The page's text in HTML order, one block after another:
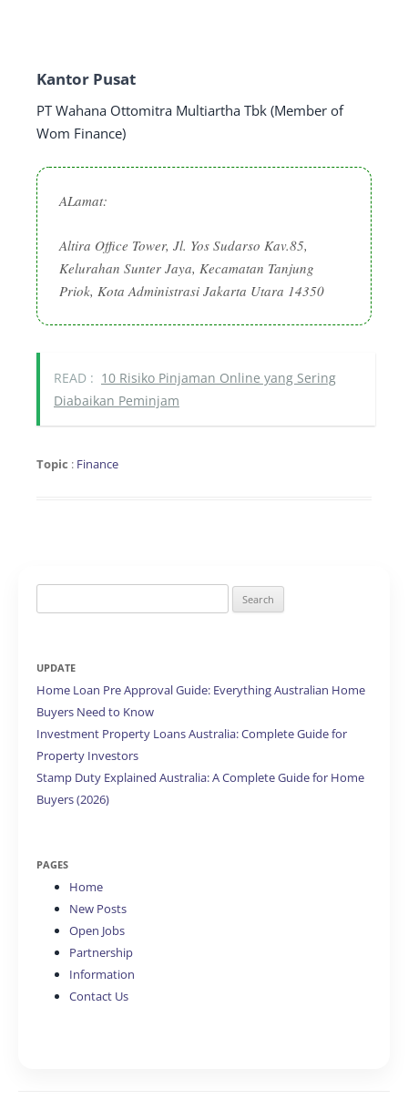
Kantor Pusat
PT Wahana Ottomitra Multiartha Tbk (Member of
Wom Finance)
ALamat:
Altira Office Tower, Jl. Yos Sudarso Kav.85,
Kelurahan Sunter Jaya, Kecamatan Tanjung
Priok, Kota Administrasi Jakarta Utara 14350
READ : 10 Risiko Pinjaman Online yang Sering
Diabaikan Peminjam
Topic : Finance
for:
UPDATE
Home Loan Pre Approval Guide: Everything Australian Home
Buyers Need to Know
Investment Property Loans Australia: Complete Guide for
Property Investors
Stamp Duty Explained Australia: A Complete Guide for Home
Buyers (2026)
PAGES
Home
New Posts
Open Jobs
Partnership
Information
Contact Us